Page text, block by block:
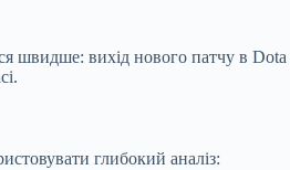
швидше: вихід нового патчу в Dota
глибокий аналіз: